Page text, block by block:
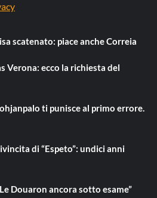
scatenato: piace anche Correia
Verona: ecco la richiesta del
ti punisce al primo errore.
di “Espeto”: undici anni
Douaron ancora sotto esame”